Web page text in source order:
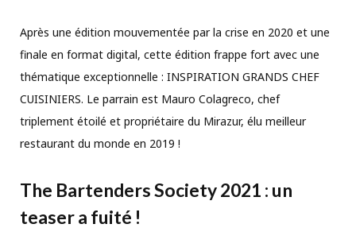
Après une édition mouvementée par la crise en 2020 et une
finale en format digital, cette édition frappe fort avec une
thématique exceptionnelle : INSPIRATION GRANDS CHEF
CUISINIERS. Le parrain est Mauro Colagreco, chef
triplement étoilé et propriétaire du Mirazur, élu meilleur
restaurant du monde en 2019 !
The Bartenders Society 2021 : un
teaser a fuité !